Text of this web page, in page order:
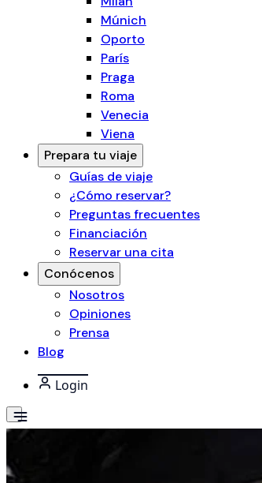
Múnich
Oporto
París
Praga
Roma
Venecia
Viena
Prepara tu viaje
Guías de viaje
¿Cómo reservar?
Preguntas frecuentes
Financiación
Reservar una cita
Conócenos
Nosotros
Opiniones
Prensa
Blog
Login